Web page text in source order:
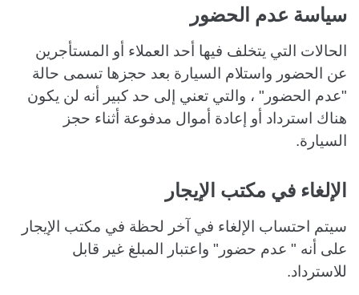
سياسة عدم الحضور
الحالات التي يتخلف فيها أحد العملاء أو المستأجرين
عن الحضور واستلام السيارة بعد حجزها تسمى حالة
"عدم الحضور" ، والتي تعني إلى حد كبير أنه لن يكون
هناك استرداد أو إعادة أموال مدفوعة أثناء حجز
السيارة.
الإلغاء في مكتب الإيجار
سيتم احتساب الإلغاء في آخر لحظة في مكتب الإيجار
على أنه " عدم حضور" واعتبار المبلغ غير قابل
للاسترداد.